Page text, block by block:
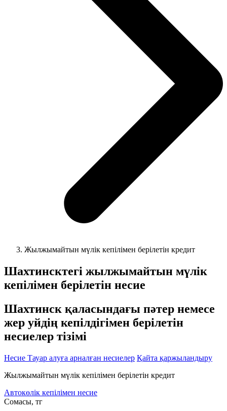
Жылжымайтын мүлік кепілімен берілетін кредит
Шахтинсктегі жылжымайтын мүлік
кепілімен берілетін несие
Шахтинск қаласындағы пәтер немесе
жер уйдің кепілдігімен берілетін
несиелер тізімі
Несие Тауар алуға арналған несиелер Қайта қаржыландыру
Жылжымайтын мүлік кепілімен берілетін кредит
Автокөлік кепілімен несие
Cомасы, тг